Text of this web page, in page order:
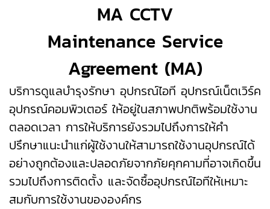
MA CCTV
Maintenance Service
Agreement (MA)
บริการดูแลบำรุงรักษา อุปกรณ์ไอที อุปกรณ์เน็ตเวิร์ค
อุปกรณ์คอมพิวเตอร์ ให้อยู่ในสภาพปกติพร้อมใช้งาน
ตลอดเวลา การให้บริการยังรวมไปถึงการให้คำ
ปรึกษาแนะนำแก่ผู้ใช้งานให้สามารถใช้งานอุปกรณ์ได้
อย่างถูกต้องและปลอดภัยจากภัยคุกคามที่อาจเกิดขึ้น
รวมไปถึงการติดตั้ง และจัดซื้ออุปกรณ์ไอทีให้เหมาะ
สมกับการใช้งานขององค์กร